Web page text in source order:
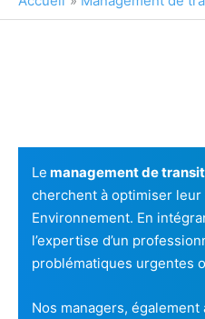
Le management de
cherchent à optimiser
Environnement. En
l’expertise d’un
problématiques urgentes
Nos managers, également